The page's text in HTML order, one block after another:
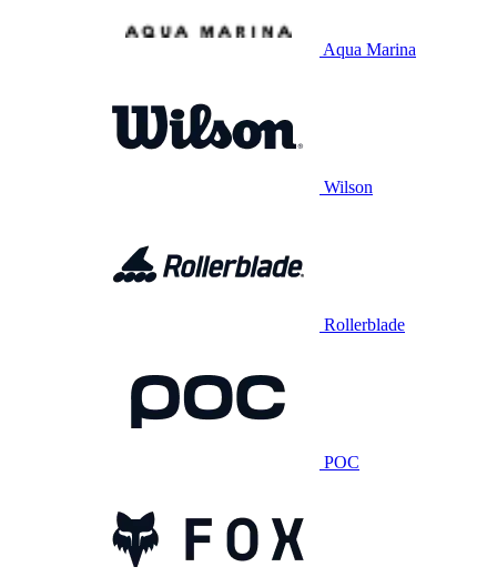
Aqua Marina
Wilson
Rollerblade
POC